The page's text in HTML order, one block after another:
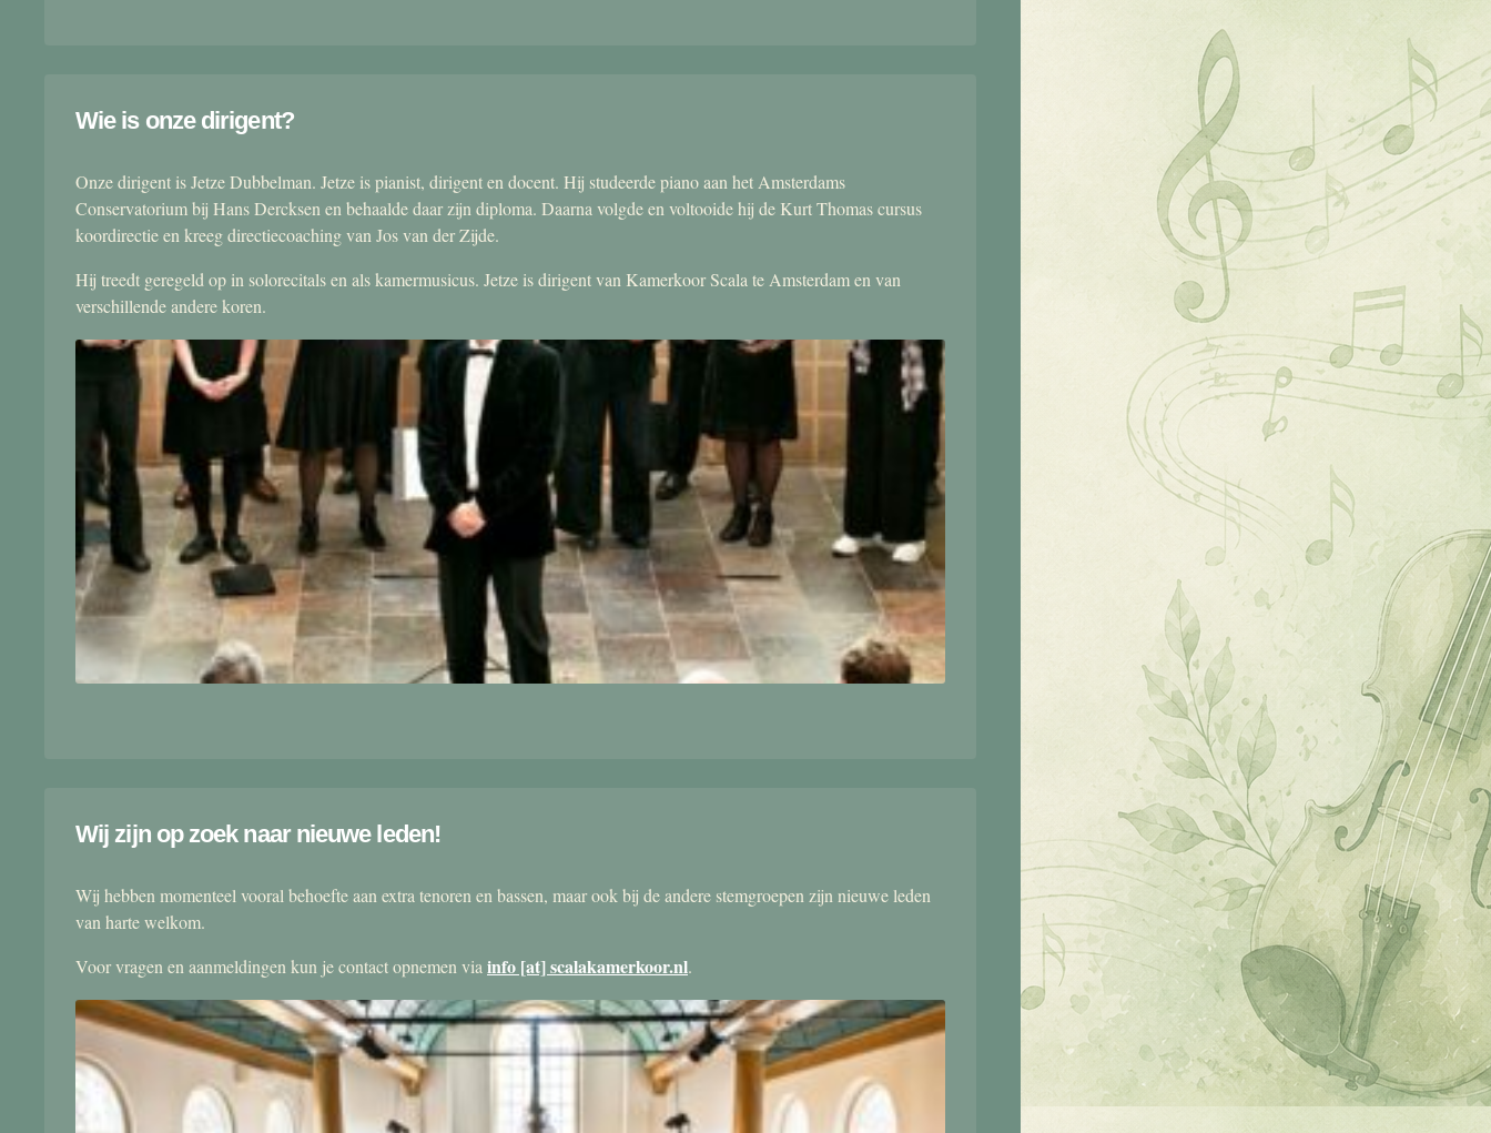
Wie is onze dirigent?
Onze dirigent is Jetze Dubbelman. Jetze is pianist, dirigent en docent. Hij studeerde piano aan het Amsterdams
Conservatorium bij Hans Dercksen en behaalde daar zijn diploma. Daarna volgde en voltooide hij de Kurt Thomas cursus
koordirectie en kreeg directiecoaching van Jos van der Zijde.
Hij treedt geregeld op in solorecitals en als kamermusicus. Jetze is dirigent van Kamerkoor Scala te Amsterdam en van
verschillende andere koren.
Wij zijn op zoek naar nieuwe leden!
Wij hebben momenteel vooral behoefte aan extra tenoren en bassen, maar ook bij de andere stemgroepen zijn nieuwe leden
van harte welkom.
Voor vragen en aanmeldingen kun je contact opnemen via info [at] scalakamerkoor.nl.